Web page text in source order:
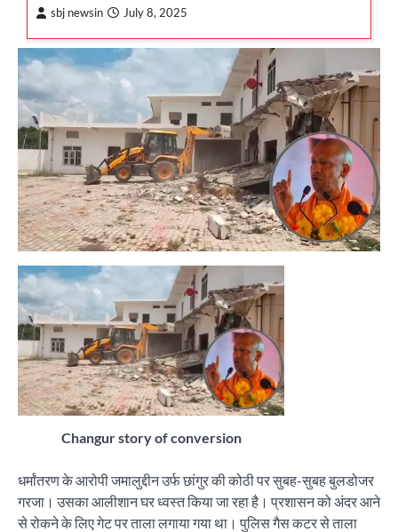
sbj newsin July 8, 2025
Changur story of conversion
धर्मांतरण के आरोपी जमालुद्दीन उर्फ छांगुर की कोठी पर सुबह-सुबह बुलडोजर
गरजा। उसका आलीशान घर ध्वस्त किया जा रहा है। प्रशासन को अंदर आने
से रोकने के लिए गेट पर ताला लगाया गया था। पुलिस गैस कटर से ताला